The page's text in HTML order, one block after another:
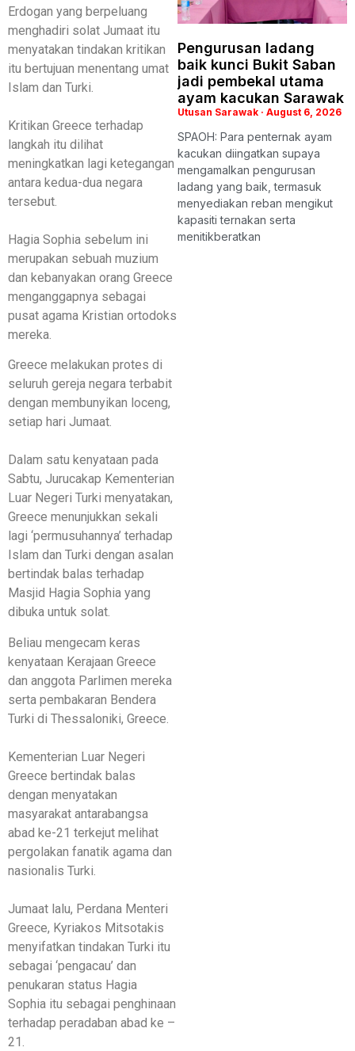
Erdogan yang berpeluang
menghadiri solat Jumaat itu
menyatakan tindakan kritikan
itu bertujuan menentang umat
Islam dan Turki.
Kritikan Greece terhadap
langkah itu dilihat
meningkatkan lagi ketegangan
antara kedua-dua negara
tersebut.
Hagia Sophia sebelum ini
merupakan sebuah muzium
dan kebanyakan orang Greece
menganggapnya sebagai
pusat agama Kristian ortodoks
mereka.
Greece melakukan protes di
seluruh gereja negara terbabit
dengan membunyikan loceng,
setiap hari Jumaat.
Dalam satu kenyataan pada
Sabtu, Jurucakap Kementerian
Luar Negeri Turki menyatakan,
Greece menunjukkan sekali
lagi ‘permusuhannya’ terhadap
Islam dan Turki dengan asalan
bertindak balas terhadap
Masjid Hagia Sophia yang
dibuka untuk solat.
Beliau mengecam keras
kenyataan Kerajaan Greece
dan anggota Parlimen mereka
serta pembakaran Bendera
Turki di Thessaloniki, Greece.
Kementerian Luar Negeri
Greece bertindak balas
dengan menyatakan
masyarakat antarabangsa
abad ke-21 terkejut melihat
pergolakan fanatik agama dan
nasionalis Turki.
Jumaat lalu, Perdana Menteri
Greece, Kyriakos Mitsotakis
menyifatkan tindakan Turki itu
sebagai ‘pengacau’ dan
penukaran status Hagia
Sophia itu sebagai penghinaan
terhadap peradaban abad ke –
21.
Pengurusan ladang
baik kunci Bukit Saban
jadi pembekal utama
ayam kacukan Sarawak
Utusan Sarawak August 6, 2026
SPAOH: Para penternak ayam
kacukan diingatkan supaya
mengamalkan pengurusan
ladang yang baik, termasuk
menyediakan reban mengikut
kapasiti ternakan serta
menitikberatkan